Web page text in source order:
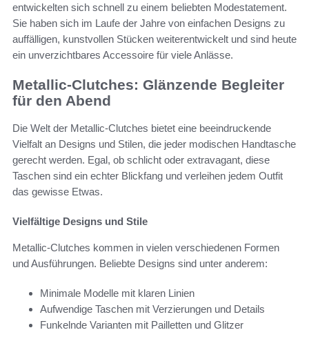
entwickelten sich schnell zu einem beliebten Modestatement.
Sie haben sich im Laufe der Jahre von einfachen Designs zu
auffälligen, kunstvollen Stücken weiterentwickelt und sind heute
ein unverzichtbares Accessoire für viele Anlässe.
Metallic-Clutches: Glänzende Begleiter
für den Abend
Die Welt der Metallic-Clutches bietet eine beeindruckende
Vielfalt an Designs und Stilen, die jeder modischen Handtasche
gerecht werden. Egal, ob schlicht oder extravagant, diese
Taschen sind ein echter Blickfang und verleihen jedem Outfit
das gewisse Etwas.
Vielfältige Designs und Stile
Metallic-Clutches kommen in vielen verschiedenen Formen
und Ausführungen. Beliebte Designs sind unter anderem:
Minimale Modelle mit klaren Linien
Aufwendige Taschen mit Verzierungen und Details
Funkelnde Varianten mit Pailletten und Glitzer